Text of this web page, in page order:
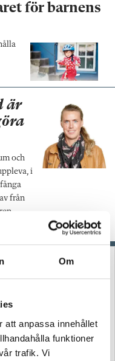
Om
att anpassa innehållet
funktioner
trafik. Vi
för barnens
är
och
i
från
kan inte vara tyst